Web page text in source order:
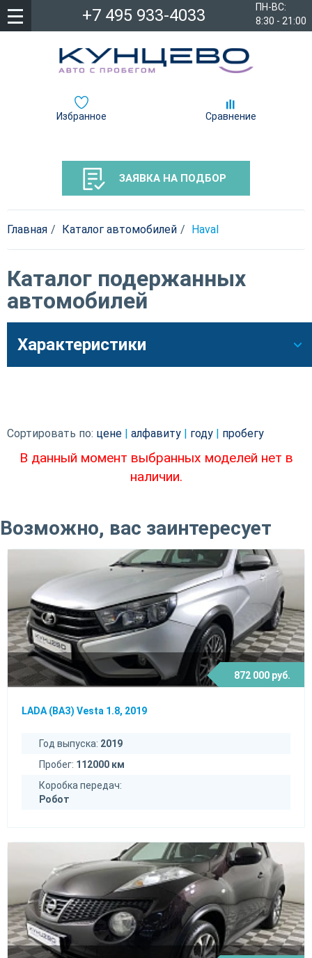
ПН-ВС:
8:30 - 21:00
+7 495 933-4033
Избранное Сравнение
ЗАЯВКА НА ПОДБОР
Главная Каталог автомобилей Haval
Каталог подержанных
автомобилей
Характеристики
Сортировать по: цене алфавиту году пробегу
В данный момент выбранных моделей нет в
наличии.
Возможно, вас заинтересует
872 000 руб.
LADA (ВАЗ) Vesta 1.8, 2019
Год выпуска: 2019
Пробег: 112000 км
Коробка передач:
Робот